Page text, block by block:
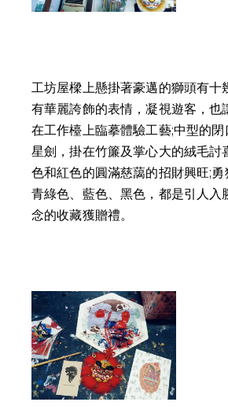
工坊屋樑上懸掛著豪邁的獅頭有十
有華麗誇飾的表情，凝視遊客，也
在工作檯上臨摹體驗工藝;中型的
星劍，掛在竹簾及掌心大的絨毛討
色和紅色的圓滿慈藹的招財興旺;
青綠色、藍色、黑色，都是引人入
念的收藏獲贈禮。